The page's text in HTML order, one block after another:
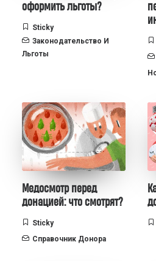
оформить льготы?
Sticky
Законодательство И
Льготы
Медосмотр перед
донацией: что смотрят?
Sticky
Справочник Донора